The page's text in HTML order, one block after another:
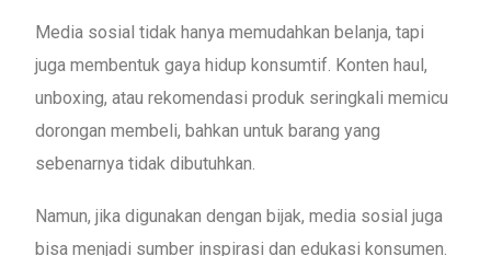
Media sosial tidak hanya memudahkan belanja, tapi
juga membentuk gaya hidup konsumtif. Konten haul,
unboxing, atau rekomendasi produk seringkali memicu
dorongan membeli, bahkan untuk barang yang
sebenarnya tidak dibutuhkan.
Namun, jika digunakan dengan bijak, media sosial juga
bisa menjadi sumber inspirasi dan edukasi konsumen.